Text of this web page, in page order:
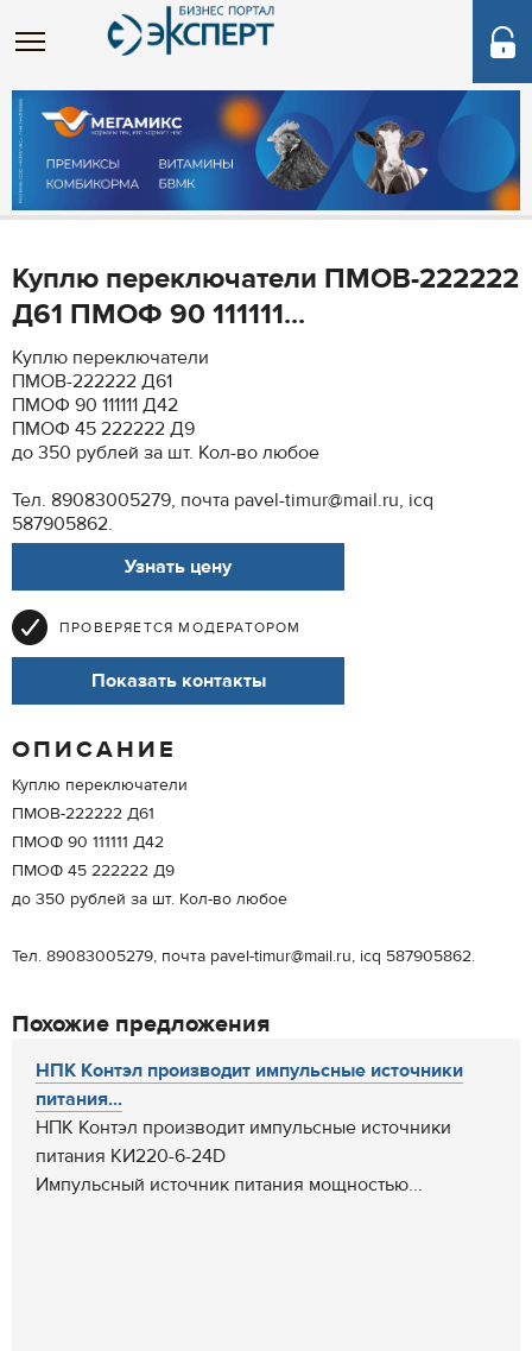
Куплю переключатели ПМОВ-222222
Д61 ПМОФ 90 111111...
Куплю переключатели
ПМОВ-222222 Д61
ПМОФ 90 111111 Д42
ПМОФ 45 222222 Д9
до 350 рублей за шт. Кол-во любое
Тел. 89083005279, почта pavel-timur@mail.ru, icq
587905862.
Узнать цену
ПРОВЕРЯЕТСЯ МОДЕРАТОРОМ
Показать контакты
ОПИСАНИЕ
Куплю переключатели
ПМОВ-222222 Д61
ПМОФ 90 111111 Д42
ПМОФ 45 222222 Д9
до 350 рублей за шт. Кол-во любое
Тел. 89083005279, почта pavel-timur@mail.ru, icq 587905862.
Похожие предложения
НПК Контэл производит импульсные источники
питания...
НПК Контэл производит импульсные источники
питания КИ220-6-24D
Импульсный источник питания мощностью...